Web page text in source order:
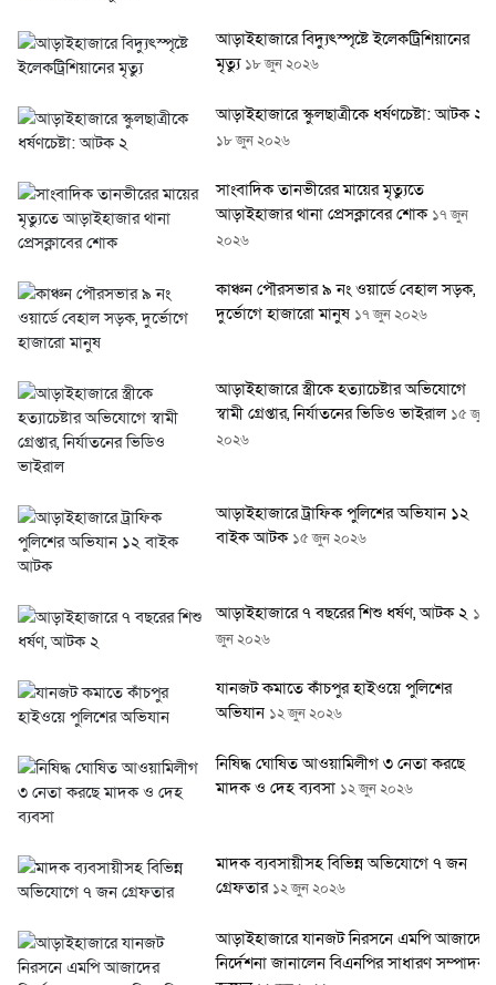
আড়াইহাজারে বিদ্যুৎস্পৃষ্টে ইলেকট্রিশিয়ানের
মৃত্যু ১৮ জুন ২০২৬
আড়াইহাজারে স্কুলছাত্রীকে ধর্ষণচেষ্টা: আটক ২
১৮ জুন ২০২৬
সাংবাদিক তানভীরের মায়ের মৃত্যুতে
আড়াইহাজার থানা প্রেসক্লাবের শোক ১৭ জুন
২০২৬
কাঞ্চন পৌরসভার ৯ নং ওয়ার্ডে বেহাল সড়ক,
দুর্ভোগে হাজারো মানুষ ১৭ জুন ২০২৬
আড়াইহাজারে স্ত্রীকে হত্যাচেষ্টার অভিযোগে
স্বামী গ্রেপ্তার, নির্যাতনের ভিডিও ভাইরাল ১৫ জুন
২০২৬
আড়াইহাজারে ট্রাফিক পুলিশের অভিযান ১২
বাইক আটক ১৫ জুন ২০২৬
আড়াইহাজারে ৭ বছরের শিশু ধর্ষণ, আটক ২ ১২
জুন ২০২৬
যানজট কমাতে কাঁচপুর হাইওয়ে পুলিশের
অভিযান ১২ জুন ২০২৬
নিষিদ্ধ ঘোষিত আওয়ামিলীগ ৩ নেতা করছে
মাদক ও দেহ ব্যবসা ১২ জুন ২০২৬
মাদক ব্যবসায়ীসহ বিভিন্ন অভিযোগে ৭ জন
গ্রেফতার ১২ জুন ২০২৬
আড়াইহাজারে যানজট নিরসনে এমপি আজাদের
নির্দেশনা জানালেন বিএনপির সাধারণ সম্পাদক